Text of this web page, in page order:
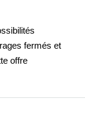
fermés et
offre